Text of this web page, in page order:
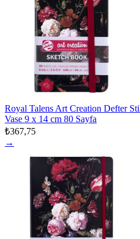
Royal Talens Art Creation Defter
Vase 9 x 14 cm 80 Sayfa
₺367,75
→